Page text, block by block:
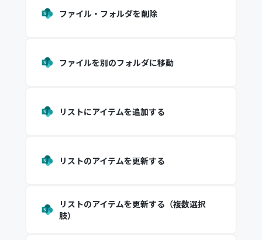
ファイル・フォルダを削除
ファイルを別のフォルダに移動
リストにアイテムを追加する
リストのアイテムを更新する
リストのアイテムを更新する（複数選択
肢）